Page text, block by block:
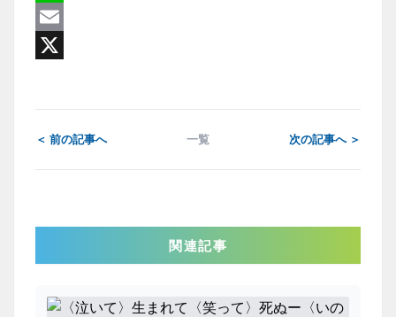
Line
Email
＜ 前の記事へ 一覧 次の記事へ ＞
関連記事